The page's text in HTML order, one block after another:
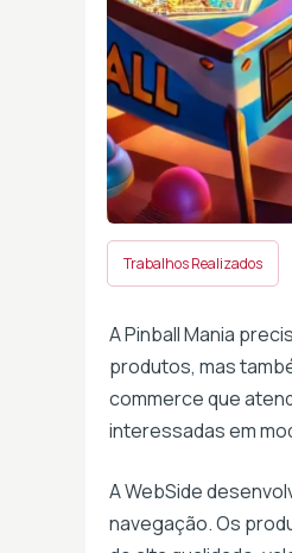
Trabalhos Realizados
A Pinball Mania
produtos, mas
commerce que
interessadas em
A WebSide
navegação. Os